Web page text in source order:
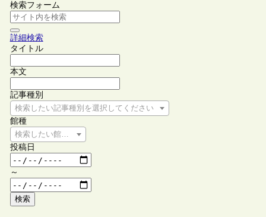
検索フォーム
詳細検索
タイトル
本文
記事種別
検索したい記事種別を選択してください
館種
検索したい館種を選択してください
投稿日
～
検索